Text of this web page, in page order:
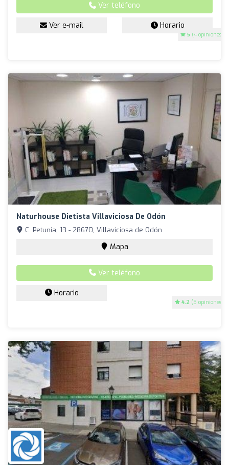
5 (4 opiniones)
Ver teléfono
Ver e-mail Horario
Naturhouse Dietista Villaviciosa De Odón
4.2 (5 opiniones)
C. Petunia, 13 - 28670, Villaviciosa de Odón
Mapa
Ver teléfono
Horario